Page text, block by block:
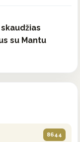
su Mantu
8644